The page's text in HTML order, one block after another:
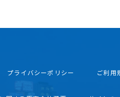
プライバシーポリシー ご利用